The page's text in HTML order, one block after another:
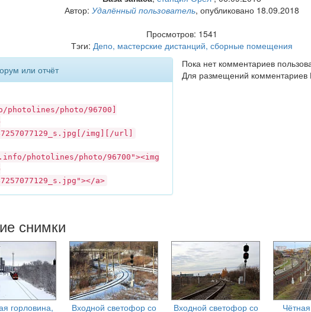
Автор: Удалённый пользователь, опубликовано 18.09.2018
Просмотров: 1541
Тэги: Депо, мастерские дистанций, сборные помещения
или отчёт
/photolines/photo/96700]
img][/url]
/photolines/photo/96700"><img
a>
Пока нет комментариев
Для размещений
снимки
горловина,
Входной светофор со
Входной светофор со